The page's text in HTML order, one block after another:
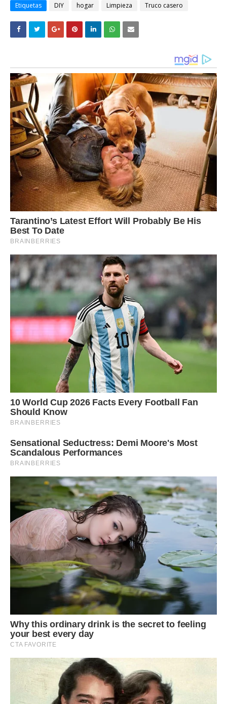
Etiquetas DIY hogar Limpieza Truco casero